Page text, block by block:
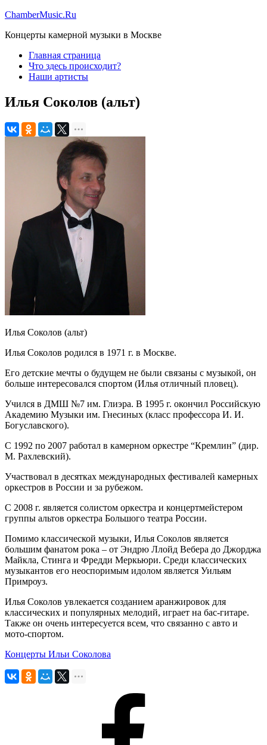
ChamberMusic.Ru
Концерты камерной музыки в Москве
Главная страница
Что здесь происходит?
Наши артисты
Илья Соколов (альт)
Илья Соколов (альт)
Илья Соколов родился в 1971 г. в Москве.
Его детские мечты о будущем не были связаны с музыкой, он
больше интересовался спортом (Илья отличный пловец).
Учился в ДМШ №7 им. Глиэра. В 1995 г. окончил Российскую
Академию Музыки им. Гнесиных (класс профессора И. И.
Богуславского).
С 1992 по 2007 работал в камерном оркестре “Кремлин” (дир.
М. Рахлевский).
Участвовал в десятках международных фестивалей камерных
оркестров в России и за рубежом.
С 2008 г. является солистом оркестра и концертмейстером
группы альтов оркестра Большого театра России.
Помимо классической музыки, Илья Соколов является
большим фанатом рока – от Эндрю Ллойд Вебера до Джорджа
Майкла, Стинга и Фредди Меркьюри. Среди классических
музыкантов его неоспоримым идолом является Уильям
Примроуз.
Илья Соколов увлекается созданием аранжировок для
классических и популярных мелодий, играет на бас-гитаре.
Также он очень интересуется всем, что связанно с авто и
мото-спортом.
Концерты Ильи Соколова